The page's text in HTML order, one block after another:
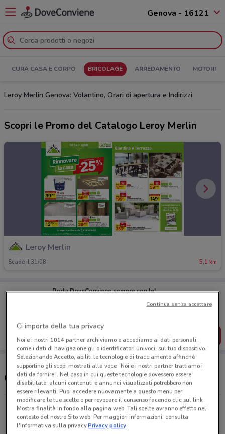
Genova - 16121
CURA CASA E CORPO BRICOLAGE ARREDAMENTO MOTORI
Leroy Merlin Genova: Volantino, Orari di apertura e Indirizzi
Scopri le Promo del Catalogo Leroy Merlin
Leroy Merlin
Scade il 31/08 5.1 km
Porta DoveConviene sempre con te!
Puoi trovare le migliori offerte dei negozi vicino a te,
salvarle e creare la tua lista del risparmio, comodamente
SCARICA L’APP
Orari e Negozi Leroy Merlin
Via Renata Bianchi, 60 Genova
5.1 km
APERTO
Ci importa della tua privacy
Noi e i nostri 1014partner archiviamo e accediamo ai dati personali,
come i dati di navigazione gli o identificatori univoci, sul tuo dispositivo.
Selezionando Accetto, abiliti le tecnologie di tracciamento affinché
supportino gli scopi mostrati alla voce "Noi e i nostri partner trattiamo i
dati da fornire". Nel caso in cui queste tecnologie dovessero essere
disabilitate, alcuni contenuti e annunci visualizzati potrebbero non
essere rilevanti. Puoi accedere nuovamente a questo menu per
modificare le tue scelte o per revocare il consenso facendo clic sul link
Mostra finalità in fondo alla pagina web. Tali scelte avranno effetto nel
contesto del nostro Sito web. Per maggiori informazioni, consulta
l'Informativa sulla privacy.Privacy policy
Continua senza accettare